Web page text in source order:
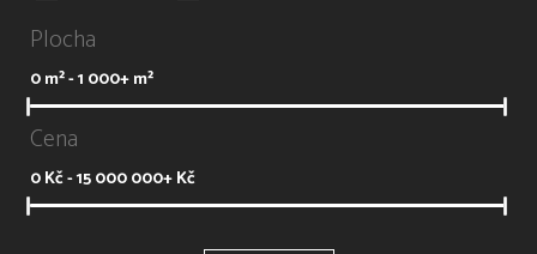
Plocha
0m² -1 000+m²
Cena
0Kč -15 000 000+Kč